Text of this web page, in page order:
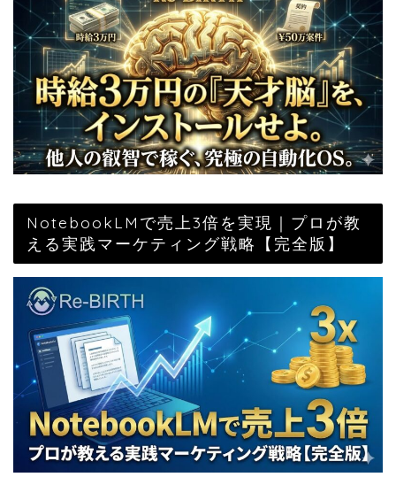
NotebookLMで売上3倍を実現｜プロが教
える実践マーケティング戦略【完全版】